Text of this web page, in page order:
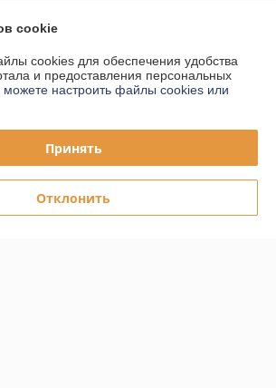
cookies
Deal.by
cookie
cookies для обеспечения удобства
и предоставления персональных
настроить файлы cookies или
Принять
Отклонить